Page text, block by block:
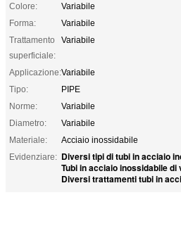
Colore:
Variabile
Forma:
Variabile
Trattamento
superficiale:
Variabile
Applicazione:Variabile
Tipo:
PIPE
Norme:
Variabile
Diametro:
Variabile
Materiale:
Acciaio inossidabile
Evidenziare: Diversi tipi di tubi in acciaio
Tubi in acciaio inossidabile di
Diversi trattamenti tubi in